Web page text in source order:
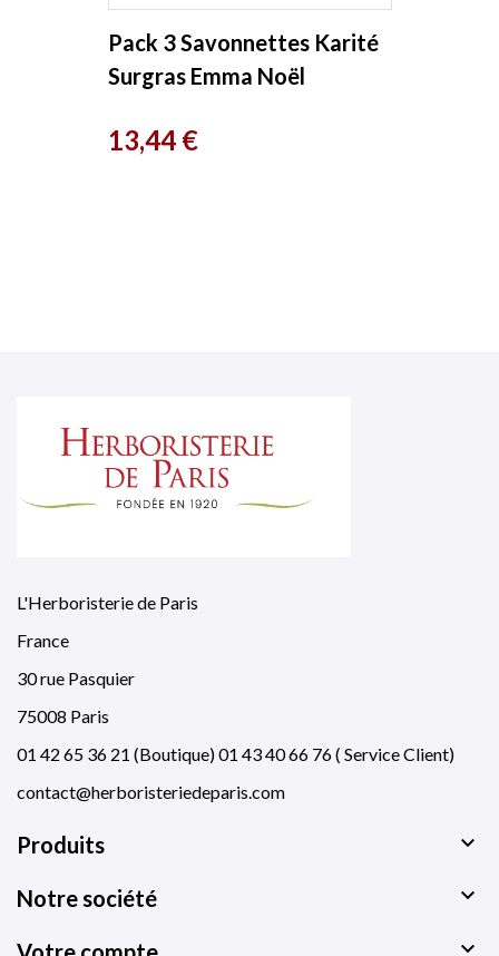
Pack 3 Savonnettes Karité
Surgras Emma Noël
Prix
13,44 €
L'Herboristerie de Paris
France
30 rue Pasquier
75008 Paris
01 42 65 36 21 (Boutique) 01 43 40 66 76 ( Service Client)
contact@herboristeriedeparis.com
Produits 
Notre société 
